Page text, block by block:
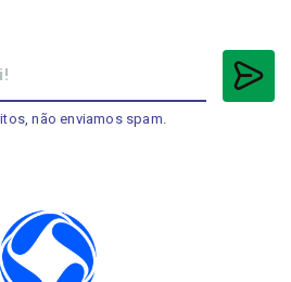
não enviamos spam.